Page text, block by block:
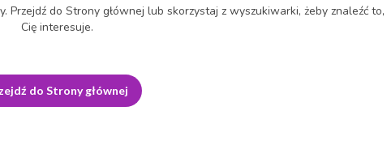
Przejdź do Strony głównej lub skorzystaj z wyszukiwarki, żeby znaleźć to,
Cię interesuje.
do Strony głównej